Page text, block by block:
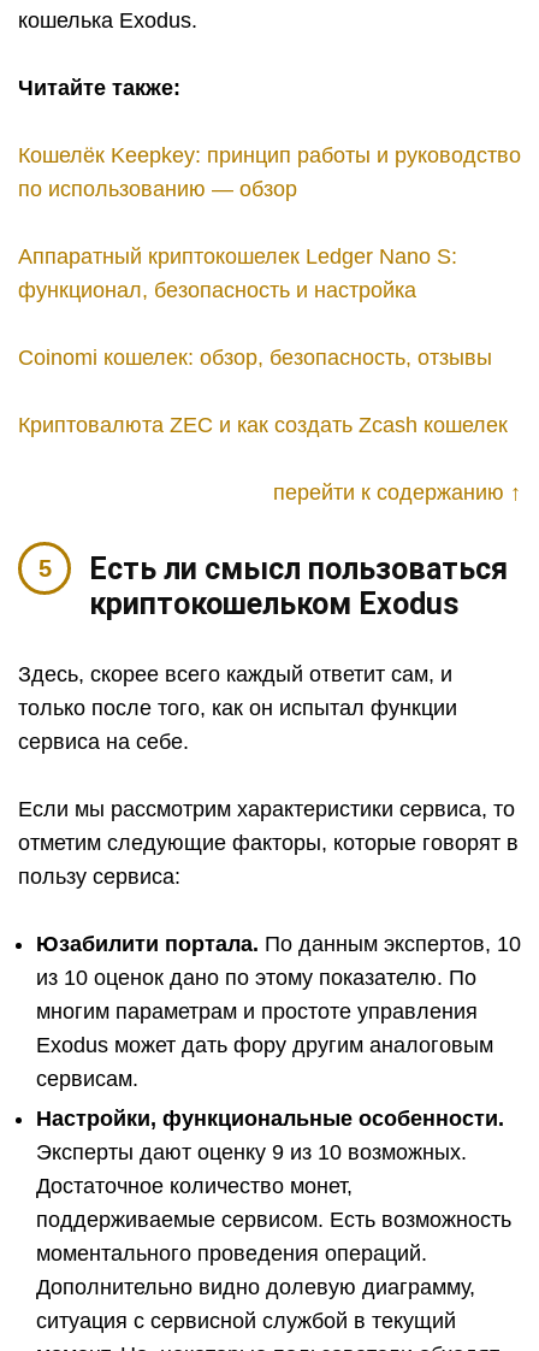
кошелька Exodus.
Читайте также:
Кошелёк Keepkey: принцип работы и руководство
по использованию — обзор
Аппаратный криптокошелек Ledger Nano S:
функционал, безопасность и настройка
Coinomi кошелек: обзор, безопасность, отзывы
Криптовалюта ZEC и как создать Zcash кошелек
перейти к содержанию ↑
Есть ли смысл пользоваться
криптокошельком Exodus
Здесь, скорее всего каждый ответит сам, и
только после того, как он испытал функции
сервиса на себе.
Если мы рассмотрим характеристики сервиса, то
отметим следующие факторы, которые говорят в
пользу сервиса:
Юзабилити портала. По данным экспертов, 10
из 10 оценок дано по этому показателю. По
многим параметрам и простоте управления
Exodus может дать фору другим аналоговым
сервисам.
Настройки, функциональные особенности.
Эксперты дают оценку 9 из 10 возможных.
Достаточное количество монет,
поддерживаемые сервисом. Есть возможность
моментального проведения операций.
Дополнительно видно долевую диаграмму,
ситуация с сервисной службой в текущий